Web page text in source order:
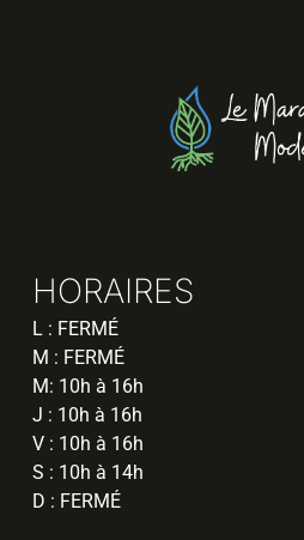
HORAIRES
L : FERMÉ
M : FERMÉ
M: 10h à 16h
J : 10h à 16h
V : 10h à 16h
S : 10h à 14h
D : FERMÉ